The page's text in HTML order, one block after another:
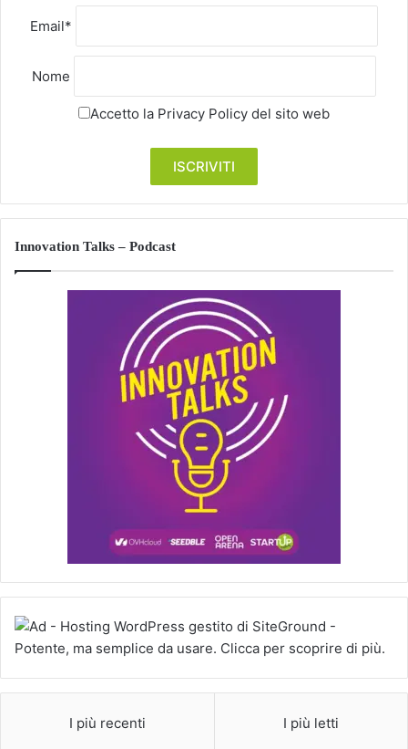
Email*
Nome
Accetto la Privacy Policy del sito web
Innovation Talks – Podcast
I più recenti I più letti